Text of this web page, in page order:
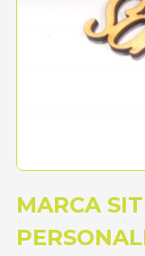
MARCA